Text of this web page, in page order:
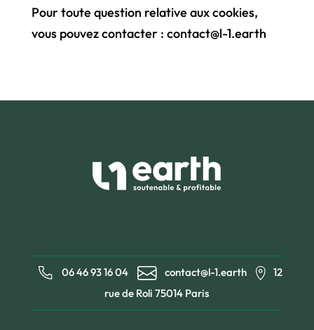
Pour toute question relative aux cookies,
vous pouvez contacter : contact@l-1.earth
06 46 93 16 04 contact@l-1.earth
12
rue de Roli 75014 Paris